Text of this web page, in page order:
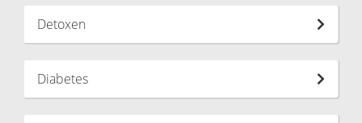
Detoxen
Diabetes